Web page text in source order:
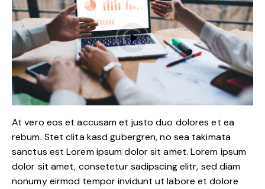
At vero eos et accusam et justo duo dolores et ea
rebum. Stet clita kasd gubergren, no sea takimata
sanctus est Lorem ipsum dolor sit amet. Lorem ipsum
dolor sit amet, consetetur sadipscing elitr, sed diam
nonumy eirmod tempor invidunt ut labore et dolore